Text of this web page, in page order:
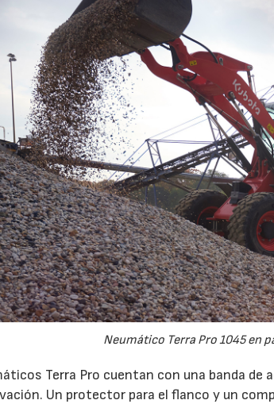
Neumático Terra Pro 1045 en
Terra Pro cuentan con una banda
Un protector para el flanco y un